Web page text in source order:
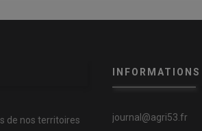
de nos territoires journal@agri53.fr